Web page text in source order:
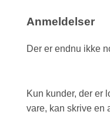
Anmeldelser
Der er endnu ikke
Kun kunder, der er
vare, kan skrive en